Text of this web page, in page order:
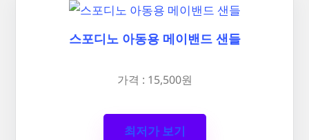
스포디노 아동용 메이밴드 샌들
가격 : 15,500원
최저가 보기